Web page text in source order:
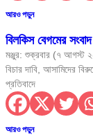
আরও পড়ুন
বিলকিস বেগমের
মঞ্জুর: শুক্রবার (৭ আগস্ট
বিচার দাবি, আসামিদের
প্রতিবাদে
আরও পড়ুন